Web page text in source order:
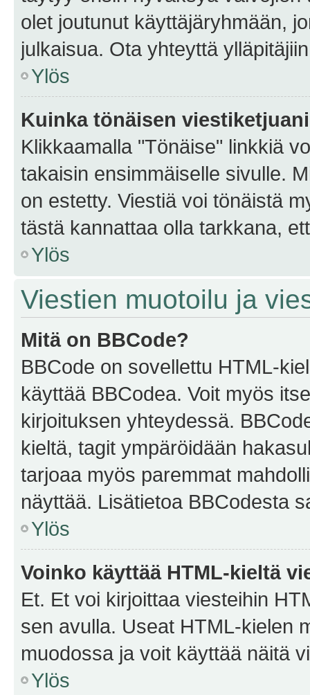
olet joutunut käyttäjäryhmään,
julkaisua. Ota yhteyttä
Ylös
Kuinka tönäisen
Klikkaamalla "Tönäise" linkkiä
takaisin ensimmäiselle sivulle.
on estetty. Viestiä voi tönäistä
tästä kannattaa olla tarkkana,
Ylös
Viestien muotoilu ja
Mitä on BBCode?
BBCode on sovellettu HTML-
käyttää BBCodea. Voit myös
kirjoituksen yhteydessä.
kieltä, tagit ympäröidään
tarjoaa myös paremmat
näyttää. Lisätietoa BBCodesta
Ylös
Voinko käyttää HTML-kieltä
Et. Et voi kirjoittaa viesteihin
sen avulla. Useat HTML-kielen
muodossa ja voit käyttää näitä
Ylös